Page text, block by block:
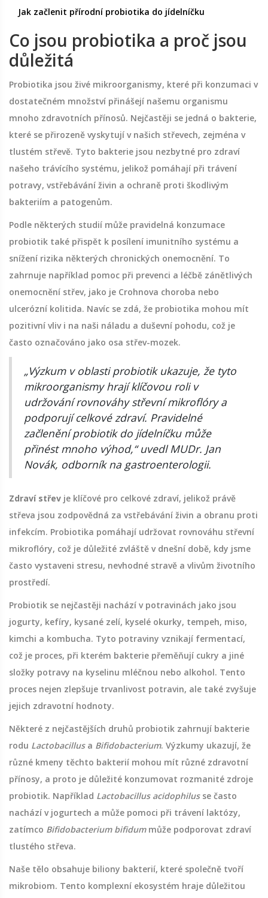
Jak začlenit přírodní probiotika do jídelníčku
Co jsou probiotika a proč jsou
důležitá
Probiotika jsou živé mikroorganismy, které při konzumaci v
dostatečném množství přinášejí našemu organismu
mnoho zdravotních přínosů. Nejčastěji se jedná o bakterie,
které se přirozeně vyskytují v našich střevech, zejména v
tlustém střevě. Tyto bakterie jsou nezbytné pro zdraví
našeho trávícího systému, jelikož pomáhají při trávení
potravy, vstřebávání živin a ochraně proti škodlivým
bakteriím a patogenům.
Podle některých studií může pravidelná konzumace
probiotik také přispět k posílení imunitního systému a
snížení rizika některých chronických onemocnění. To
zahrnuje například pomoc při prevenci a léčbě zánětlivých
onemocnění střev, jako je Crohnova choroba nebo
ulcerózní kolitida. Navíc se zdá, že probiotika mohou mít
pozitivní vliv i na naši náladu a duševní pohodu, což je
často označováno jako osa střev-mozek.
„Výzkum v oblasti probiotik ukazuje, že tyto
mikroorganismy hrají klíčovou roli v
udržování rovnováhy střevní mikroflóry a
podporují celkové zdraví. Pravidelné
začlenění probiotik do jídelníčku může
přinést mnoho výhod,“ uvedl MUDr. Jan
Novák, odborník na gastroenterologii.
Zdraví střev je klíčové pro celkové zdraví, jelikož právě
střeva jsou zodpovědná za vstřebávání živin a obranu proti
infekcím. Probiotika pomáhají udržovat rovnováhu střevní
mikroflóry, což je důležité zvláště v dnešní době, kdy jsme
často vystaveni stresu, nevhodné stravě a vlivům životního
prostředí.
Probiotik se nejčastěji nachází v potravinách jako jsou
jogurty, kefíry, kysané zelí, kyselé okurky, tempeh, miso,
kimchi a kombucha. Tyto potraviny vznikají fermentací,
což je proces, při kterém bakterie přeměňují cukry a jiné
složky potravy na kyselinu mléčnou nebo alkohol. Tento
proces nejen zlepšuje trvanlivost potravin, ale také zvyšuje
jejich zdravotní hodnoty.
Některé z nejčastějších druhů probiotik zahrnují bakterie
rodu Lactobacillusa Bifidobacterium. Výzkumy ukazují, že
různé kmeny těchto bakterií mohou mít různé zdravotní
přínosy, a proto je důležité konzumovat rozmanité zdroje
probiotik. Například Lactobacillus acidophilusse často
nachází v jogurtech a může pomoci při trávení laktózy,
zatímco Bifidobacterium bifidummůže podporovat zdraví
tlustého střeva.
Naše tělo obsahuje biliony bakterií, které společně tvoří
mikrobiom. Tento komplexní ekosystém hraje důležitou